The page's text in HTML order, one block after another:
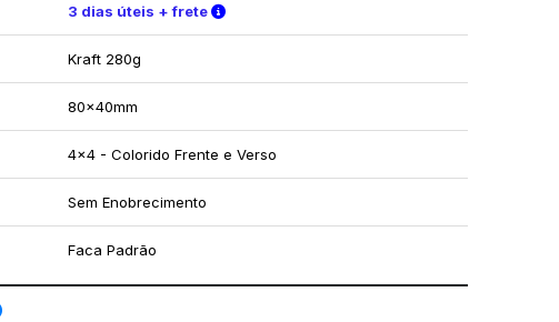
3 dias úteis + frete Verifique as condições de entrega
Kraft 280g
80x40mm
4x4 - Colorido Frente e Verso
Sem Enobrecimento
Faca Padrão
Saiba como utilizar os nossos gabaritos